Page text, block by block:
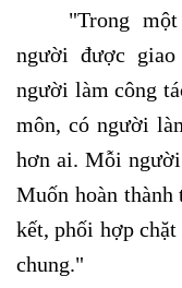
"Trong
người được
người làm công
môn, có người
hơn ai. Mỗi người
Muốn hoàn
kết, phối hợp
chung."